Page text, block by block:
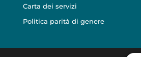
Carta dei servizi
Politica parità di genere